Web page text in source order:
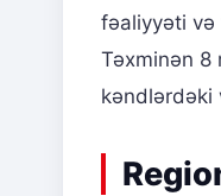
fəaliyyəti və
Təxminən 8
kəndlərdəki